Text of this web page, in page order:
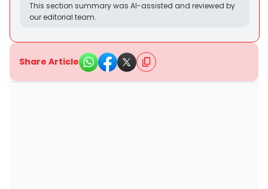
This section summary was AI-assisted and reviewed by
our editorial team.
Share Article